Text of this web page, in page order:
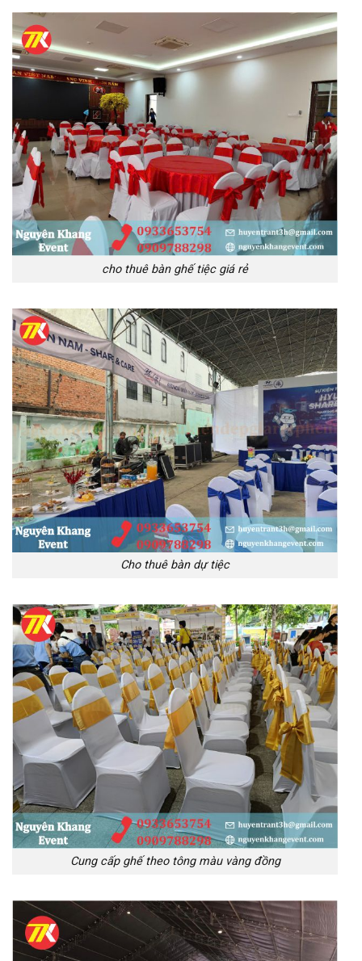
cho thuê bàn ghế tiệc giá rẻ
Cho thuê bàn dự tiệc
Cung cấp ghế theo tông màu vàng đồng